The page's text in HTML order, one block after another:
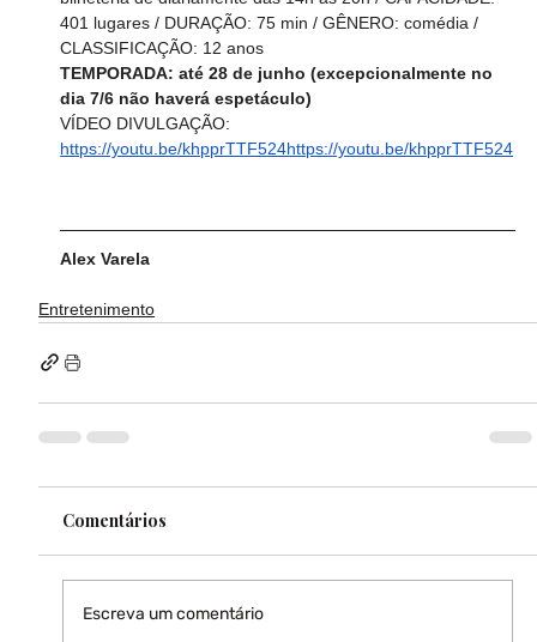
401 lugares / DURAÇÃO: 75 min / GÊNERO: comédia /
CLASSIFICAÇÃO: 12 anos
TEMPORADA: até 28 de junho (excepcionalmente no
dia 7/6 não haverá espetáculo)
VÍDEO DIVULGAÇÃO:
https://youtu.be/khpprTTF524https://youtu.be/khpprTTF524
Alex Varela
Entretenimento
Comentários
Escreva um comentário